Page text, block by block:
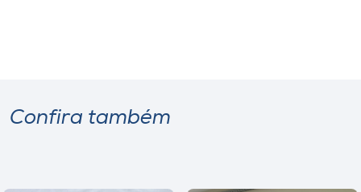
Confira também